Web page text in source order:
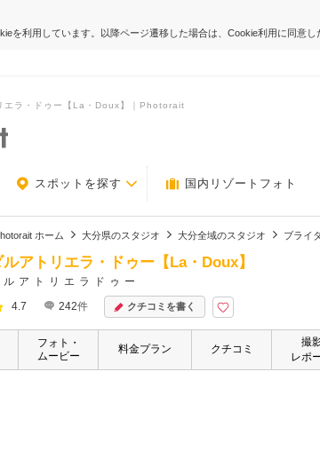
を利用しています。以降ページ遷移した場合は、Cookie利用に同意し
エラ・ドゥー【La・Doux】｜Photorait
スポットを探す 国内リゾートフォト
ホーム 大分県のスタジオ 大分全域のスタジオ ブライ
アトリエラ・ドゥー【La・Doux】
アトリエラドゥー
4.7
242件 クチコミを書く
フォト・
ムービー
料金プラン クチコミ
撮
レポ